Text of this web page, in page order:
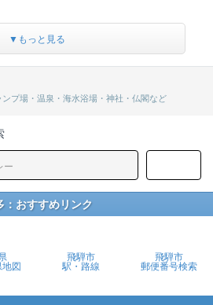
▼もっと見る
プ場・温泉・海水浴場・神社・仏閣など
：おすすめリンク
図
飛騨市
駅・路線
飛騨市
郵便番号検索